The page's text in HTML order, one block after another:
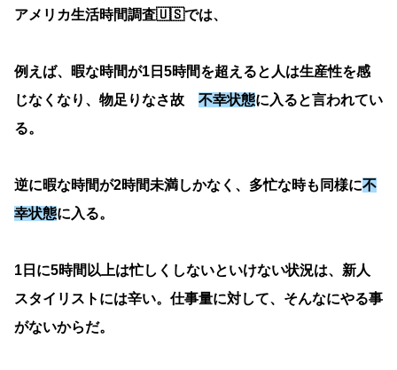
アメリカ生活時間調査🇺🇸では、
例えば、暇な時間が1日5時間を超えると人は生産性を感
じなくなり、物足りなさ故 不幸状態に入ると言われてい
る。
逆に暇な時間が2時間未満しかなく、多忙な時も同様に不
幸状態に入る。
1日に5時間以上は忙しくしないといけない状況は、新人
スタイリストには辛い。仕事量に対して、そんなにやる事
がないからだ。